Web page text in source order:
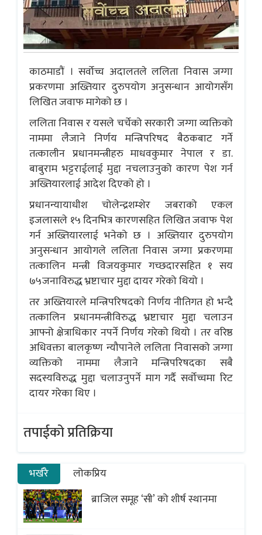
काठमाडौं । सर्वोच्च अदालतले ललिता निवास जग्गा
प्रकरणमा अख्तियार दुरुपयोग अनुसन्धान आयोगसँग
लिखित जवाफ मागेको छ ।
ललिता निवास र यसले चर्चेको सरकारी जग्गा व्यक्तिको
नाममा लैजाने निर्णय मन्त्रिपरिषद बैठकबाट गर्ने
तत्कालीन प्रधानमन्त्रीहरु माधवकुमार नेपाल र डा.
बाबुराम भट्टराईलाई मुद्दा नचलाउनुको कारण पेश गर्न
अख्तियारलाई आदेश दिएको हो ।
प्रधानन्यायाधीश चोलेन्द्रशम्शेर जबराको एकल
इजलासले १५ दिनभित्र कारणसहित लिखित जवाफ पेश
गर्न अख्तियारलाई भनेको छ । अख्तियार दुरुपयोग
अनुसन्धान आयोगले ललिता निवास जग्गा प्रकरणमा
तत्कालिन मन्त्री विजयकुमार गच्छदारसहित १ सय
७५जनाविरुद्ध भ्रष्टाचार मुद्दा दायर गरेको थियो ।
तर अख्तियारले मन्त्रिपरिषदको निर्णय नीतिगत हो भन्दै
तत्कालिन प्रधानमन्त्रीविरुद्ध भ्रष्टाचार मुद्दा चलाउन
आफ्नो क्षेत्राधिकार नपर्ने निर्णय गरेको थियो । तर वरिष्ठ
अधिवक्ता बालकृष्ण न्यौपानेले ललिता निवासको जग्गा
व्यक्तिको नाममा लैजाने मन्त्रिपरिषदका सबै
सदस्यविरुद्ध मुद्दा चलाउनुपर्ने माग गर्दै सर्वोच्चमा रिट
दायर गरेका थिए ।
तपाईको प्रतिक्रिया
भर्खरै
लोकप्रिय
ब्राजिल समूह ‘सी’ को शीर्ष स्थानमा